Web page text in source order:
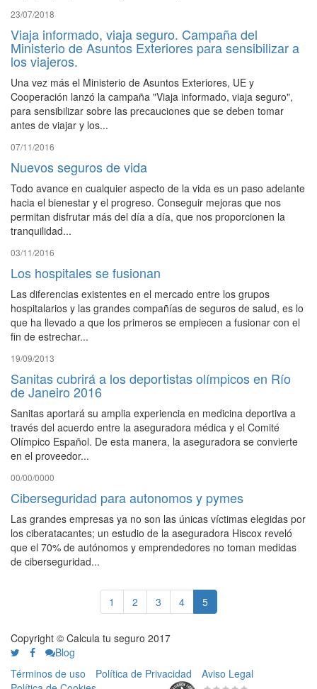
23/07/2018
Viaja informado, viaja seguro. Campaña del
Ministerio de Asuntos Exteriores para sensibilizar a
los viajeros.
Una vez más el Ministerio de Asuntos Exteriores, UE y
Cooperación lanzó la campaña "Viaja informado, viaja seguro",
para sensibilizar sobre las precauciones que se deben tomar
antes de viajar y los...
07/11/2016
Nuevos seguros de vida
Todo avance en cualquier aspecto de la vida es un paso adelante
hacia el bienestar y el progreso. Conseguir mejoras que nos
permitan disfrutar más del día a día, que nos proporcionen la
tranquilidad...
03/11/2016
Los hospitales se fusionan
Las diferencias existentes en el mercado entre los grupos
hospitalarios y las grandes compañías de seguros de salud, es lo
que ha llevado a que los primeros se empiecen a fusionar con el
fin de estrechar...
19/09/2013
Sanitas cubrirá a los deportistas olímpicos en Río
de Janeiro 2016
Sanitas aportará su amplia experiencia en medicina deportiva a
través del acuerdo entre la aseguradora médica y el Comité
Olímpico Español. De esta manera, la aseguradora se convierte
en el proveedor...
00/00/0000
Ciberseguridad para autonomos y pymes
Las grandes empresas ya no son las únicas víctimas elegidas por
los ciberatacantes; un estudio de la aseguradora Hiscox reveló
que el 70% de autónomos y emprendedores no toman medidas
de ciberseguridad...
1 2 3 4 5
Copyright © Calcula tu seguro 2017
Blog
Términos de uso
Política de Privacidad
Aviso Legal